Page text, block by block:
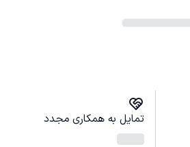
تمایل به همکاری مجدد